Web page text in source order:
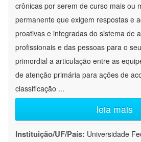
crônicas por serem de curso mais ou
permanente que exigem respostas e
proativas e integradas do sistema de
profissionais e das pessoas para o
primordial a articulação entre as
de atenção primária para ações de
classificação ...
leia mais
Instituição/UF/País: Universidade